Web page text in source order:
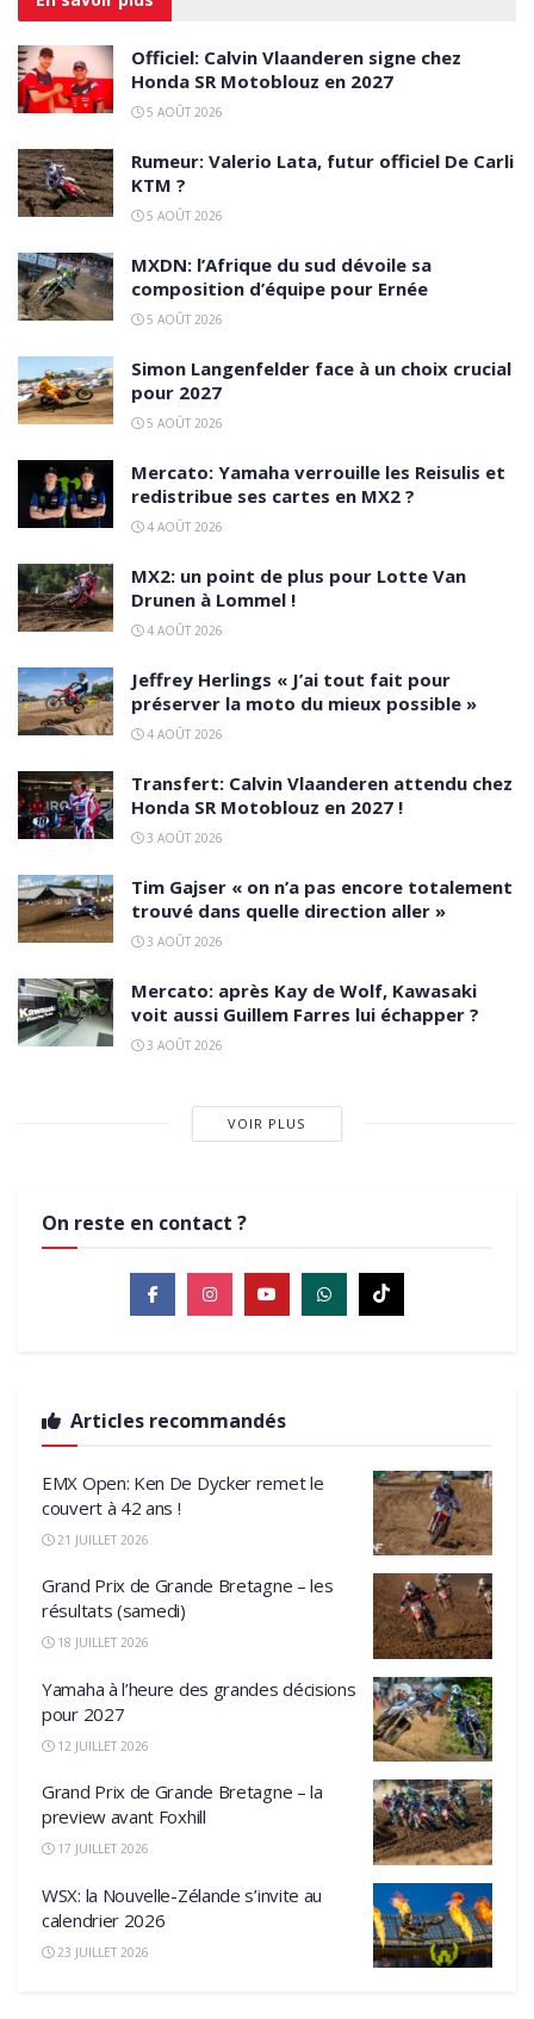
Officiel: Calvin Vlaanderen signe chez
Honda SR Motoblouz en 2027
5 AOÛT 2026
Rumeur: Valerio Lata, futur officiel De Carli
KTM ?
5 AOÛT 2026
MXDN: l’Afrique du sud dévoile sa
composition d’équipe pour Ernée
5 AOÛT 2026
Simon Langenfelder face à un choix crucial
pour 2027
5 AOÛT 2026
Mercato: Yamaha verrouille les Reisulis et
redistribue ses cartes en MX2 ?
4 AOÛT 2026
MX2: un point de plus pour Lotte Van
Drunen à Lommel !
4 AOÛT 2026
Jeffrey Herlings « J’ai tout fait pour
préserver la moto du mieux possible »
4 AOÛT 2026
Transfert: Calvin Vlaanderen attendu chez
Honda SR Motoblouz en 2027 !
3 AOÛT 2026
Tim Gajser « on n’a pas encore totalement
trouvé dans quelle direction aller »
3 AOÛT 2026
Mercato: après Kay de Wolf, Kawasaki
voit aussi Guillem Farres lui échapper ?
3 AOÛT 2026
VOIR PLUS
On reste en contact ?
Articles recommandés
EMX Open: Ken De Dycker remet le
couvert à 42 ans !
21 JUILLET 2026
Grand Prix de Grande Bretagne – les
résultats (samedi)
18 JUILLET 2026
Yamaha à l’heure des grandes décisions
pour 2027
12 JUILLET 2026
Grand Prix de Grande Bretagne – la
preview avant Foxhill
17 JUILLET 2026
WSX: la Nouvelle-Zélande s’invite au
calendrier 2026
23 JUILLET 2026